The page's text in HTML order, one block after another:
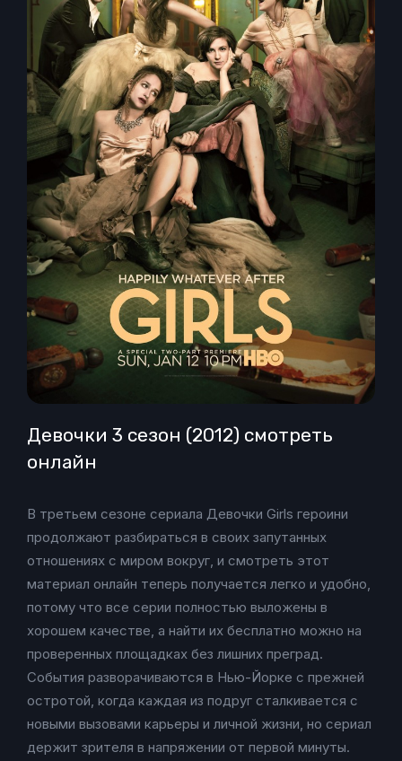
Девочки 3 сезон (2012) смотреть
онлайн
В третьем сезоне сериала Девочки Girls героини
продолжают разбираться в своих запутанных
отношениях с миром вокруг, и смотреть этот
материал онлайн теперь получается легко и удобно,
потому что все серии полностью выложены в
хорошем качестве, а найти их бесплатно можно на
проверенных площадках без лишних преград.
События разворачиваются в Нью-Йорке с прежней
остротой, когда каждая из подруг сталкивается с
новыми вызовами карьеры и личной жизни, но сериал
держит зрителя в напряжении от первой минуты.